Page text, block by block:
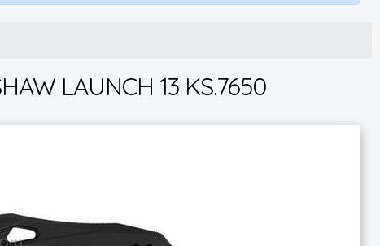
LAUNCH 13 KS.7650